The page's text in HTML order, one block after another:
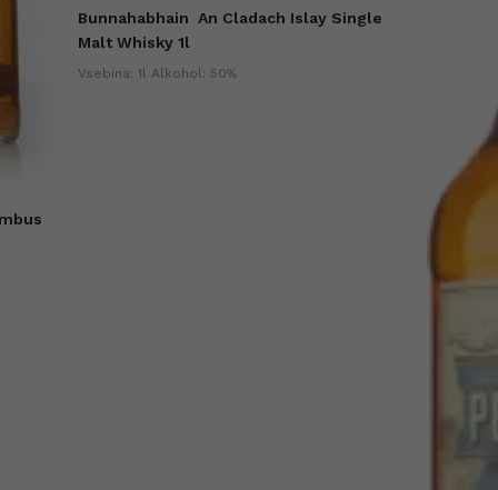
Bunnahabhain An Cladach Islay Single
Malt Whisky 1l
Vsebina: 1l Alkohol: 50%